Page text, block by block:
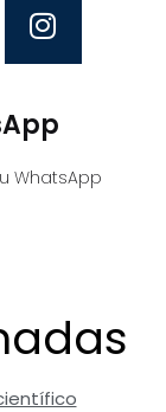
WhatsApp